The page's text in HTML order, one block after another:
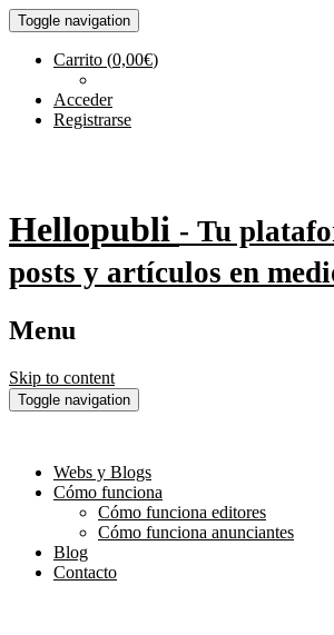
Toggle navigation
Carrito (0,00€)
Acceder
Registrarse
Hellopubli - Tu
posts y artículos en
Menu
Skip to content
Toggle navigation
Webs y Blogs
Cómo funciona
Cómo funciona editores
Cómo funciona anunciantes
Blog
Contacto